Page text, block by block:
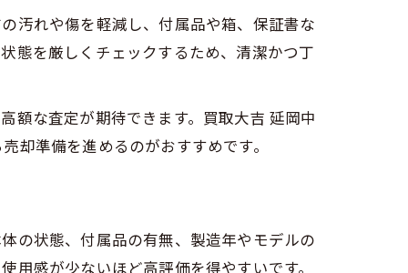
汚れや傷を軽減し、付属品や箱、保証書な
態を厳しくチェックするため、清潔かつ丁
額な査定が期待できます。買取大吉 延岡中
却準備を進めるのがおすすめです。
の状態、付属品の有無、製造年やモデルの
感が少ないほど高評価を得やすいです。